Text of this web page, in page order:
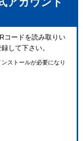
コードを読み取りい
して下さい。
ストールが必要になり